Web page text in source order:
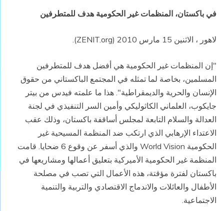
في باكستان، المنظمات غير الحكومية هدف للمتطرفين
لاهور ، الاثنين 15 مارس 2010 (ZENIT.org).
"إن المنظمات غير الحكومية هي أفضل هدف للمتطرفين
المسلمين، بخاصة لما تمثله في المجتمع الباكستاني من حقوق
الإنسان والحرية والديمقراطية". هذا ما علمته فيدس من بيتر
جايكوب، العلماني الكاثوليكي وأمين السر التنفيذي في لجنة
العدالة والسلام التابعة لمجلس أساقفة باكستان، وذلك عقب
الاعتداء الإرهابي الذي ارتكب ضد المنظمة المسيحية غير
الحكومية World Vision والذي أسفر عن وقوع 6 ضحايا. قامت
المنظمة غير الحكومية الأميركية بتعليق أعمالها ومشاريعها في
باكستان لفترة مؤقتة، هذه الأعمال التي تصب في مصلحة
الأطفال والعائلات والاندماج الاقتصادي والتربية والتنمية
الاجتماعية.